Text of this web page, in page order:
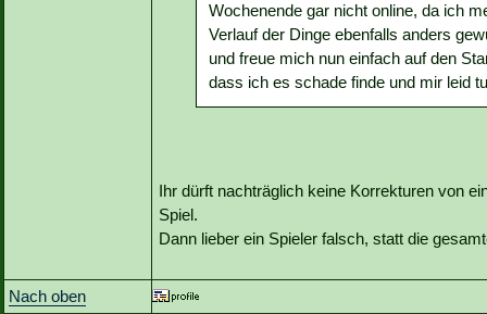
Wochenende gar nicht online, da ich
Verlauf der Dinge ebenfalls anders
und freue mich nun einfach auf den
dass ich es schade finde und mir leid
Ihr dürft nachträglich keine Korrekturen von
Spiel.
Dann lieber ein Spieler falsch, statt die
Nach oben